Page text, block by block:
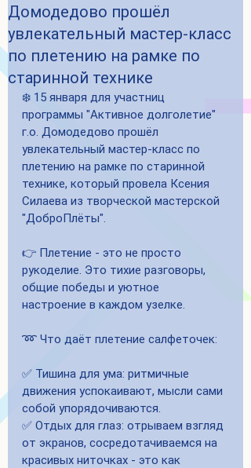
Домодедово прошёл
увлекательный мастер-класс
по плетению на рамке по
старинной технике
❄️ 15 января для участниц
программы "Активное долголетие"
г.о. Домодедово прошёл
увлекательный мастер-класс по
плетению на рамке по старинной
технике, который провела Ксения
Силаева из творческой мастерской
"ДоброПлёты".
👉 Плетение - это не просто
рукоделие. Это тихие разговоры,
общие победы и уютное
настроение в каждом узелке.
➿ Что даёт плетение салфеточек:
✅ Тишина для ума: ритмичные
движения успокаивают, мысли сами
собой упорядочиваются.
✅ Отдых для глаз: отрываем взгляд
от экранов, сосредотачиваемся на
красивых ниточках - это как